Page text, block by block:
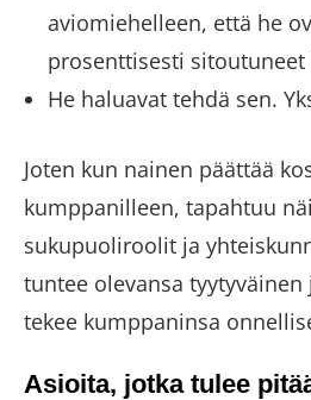
aviomiehelleen, että he
prosenttisesti sitoutuneet
He haluavat tehdä sen.
Joten kun nainen päättää
kumppanilleen, tapahtuu
sukupuoliroolit ja
tuntee olevansa
tekee kumppaninsa
Asioita, jotka tulee